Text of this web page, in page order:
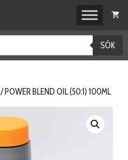
SÖK
/ POWER BLEND OIL (50:1) 100ML